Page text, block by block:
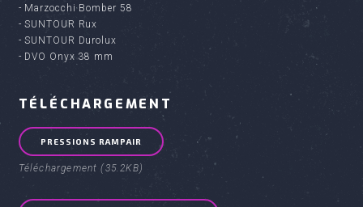
- Marzocchi Bomber 58
- SUNTOUR Rux
- SUNTOUR Durolux
- DVO Onyx 38 mm
TÉLÉCHARGEMENT
PRESSIONS RAMPAIR
Téléchargement (35.2KB)